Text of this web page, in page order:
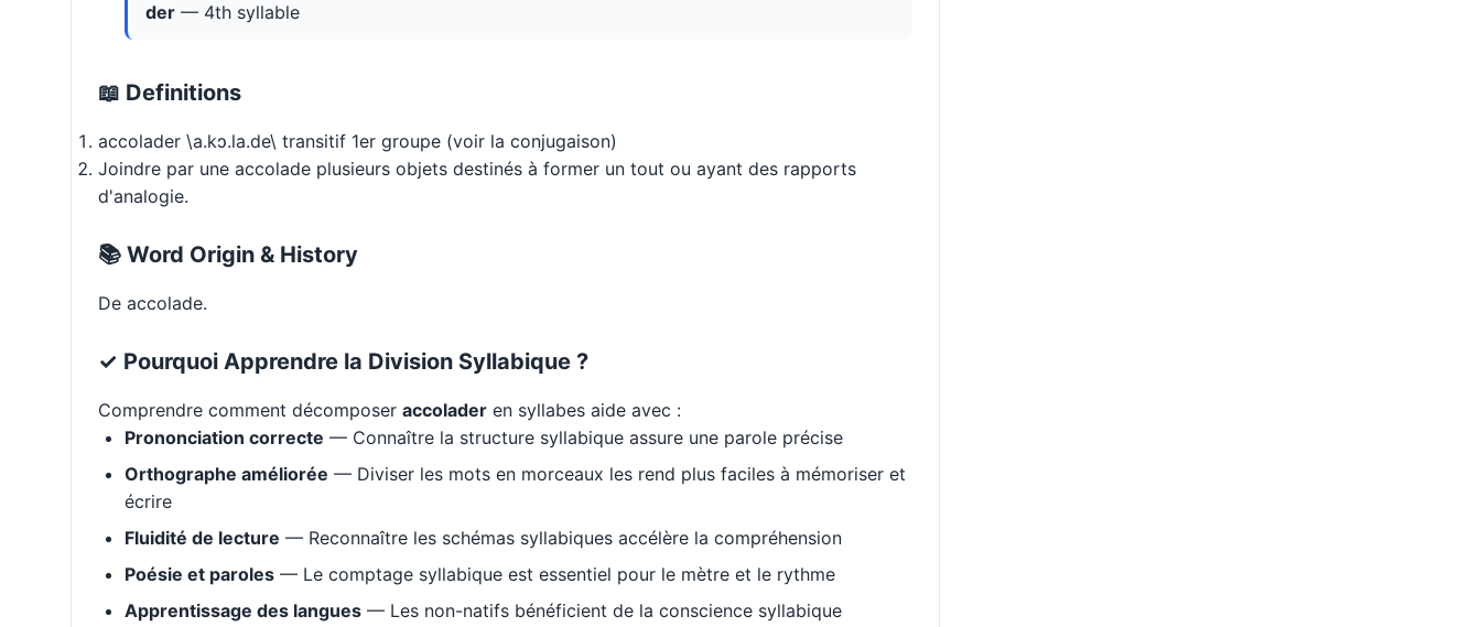
der — 4th syllable
📖 Definitions
accolader \a.kɔ.la.de\ transitif 1er groupe (voir la conjugaison)
Joindre par une accolade plusieurs objets destinés à former un tout ou ayant des rapports
d'analogie.
📚 Word Origin & History
De accolade.
✓ Pourquoi Apprendre la Division Syllabique ?
Comprendre comment décomposer accolader en syllabes aide avec :
Prononciation correcte — Connaître la structure syllabique assure une parole précise
Orthographe améliorée — Diviser les mots en morceaux les rend plus faciles à mémoriser et
écrire
Fluidité de lecture — Reconnaître les schémas syllabiques accélère la compréhension
Poésie et paroles — Le comptage syllabique est essentiel pour le mètre et le rythme
Apprentissage des langues — Les non-natifs bénéficient de la conscience syllabique